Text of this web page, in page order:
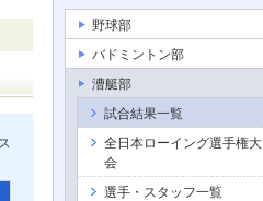
野球部
バドミントン部
漕艇部
試合結果一覧
全日本ローイング選手権大
会
選手・スタッフ一覧